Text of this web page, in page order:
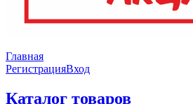
Главная
РегистрацияВход
Каталог товаров